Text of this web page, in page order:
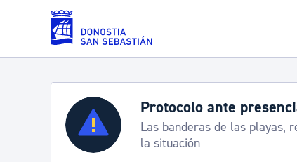
Saltar al contenido principal
Servicios
Padrón y asuntos personales
Protocolo ante
Las banderas de las playas,
la situación